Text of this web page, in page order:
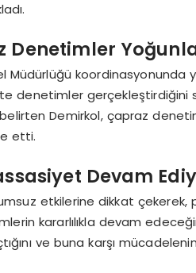
koordinasyonunda
denetimler gerçekleştirdiğini
Demirkol, çapraz
etti.
Devam
etkilerine dikkat
kararlılıkla devam
ve buna karşı